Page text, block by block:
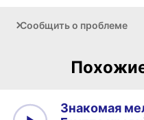
Сообщить о проблеме
Знакомая